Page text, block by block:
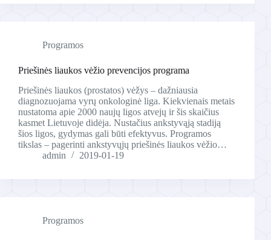
Programos
Priešinės liaukos vėžio prevencijos programa
Priešinės liaukos (prostatos) vėžys – dažniausia
diagnozuojama vyrų onkologinė liga. Kiekvienais metais
nustatoma apie 2000 naujų ligos atvejų ir šis skaičius
kasmet Lietuvoje didėja. Nustačius ankstyvąją stadiją
šios ligos, gydymas gali būti efektyvus. Programos
tikslas – pagerinti ankstyvųjų priešinės liaukos vėžio…
admin
2019-01-19
Programos